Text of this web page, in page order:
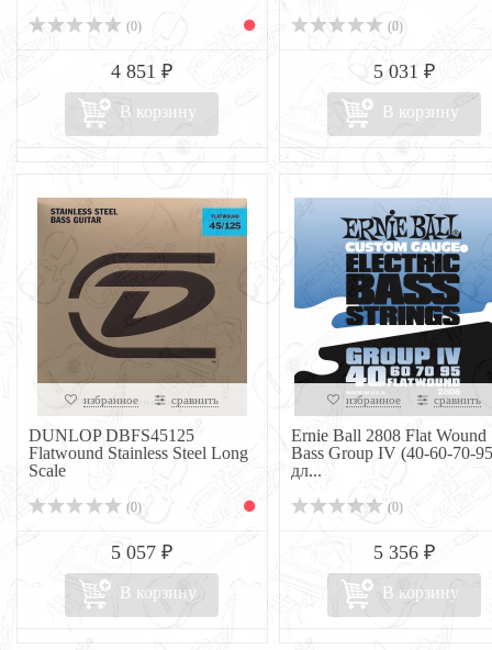
(0)
4 851 ₽
В корзину
(0)
5 031 ₽
В корзину
избранное сравнить
DUNLOP DBFS45125
Flatwound Stainless Steel Long
Scale
(0)
5 057 ₽
В корзину
избранное сравнить
Ernie Ball 2808 Flat Wound
Bass Group IV (40-60-70-
дл...
(0)
5 356 ₽
В корзину